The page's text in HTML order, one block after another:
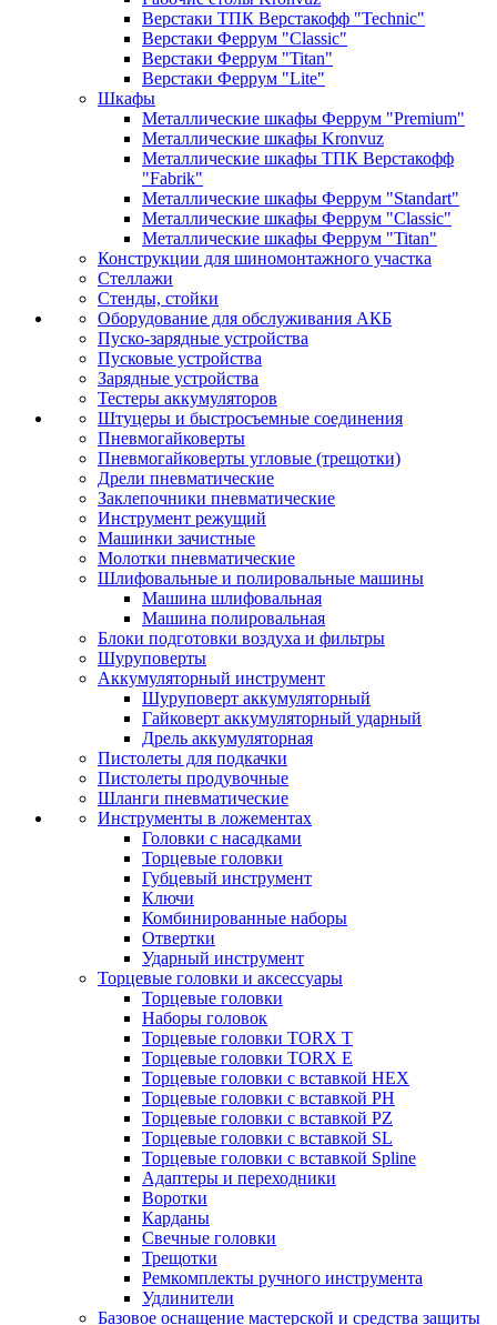
Верстаки ТПК Верстакофф "Technic"
Верстаки Феррум "Classic"
Верстаки Феррум "Titan"
Верстаки Феррум "Lite"
Шкафы
Металлические шкафы Феррум "Premium"
Металлические шкафы Kronvuz
Металлические шкафы ТПК Верстакофф
"Fabrik"
Металлические шкафы Феррум "Standart"
Металлические шкафы Феррум "Classic"
Металлические шкафы Феррум "Titan"
Конструкции для шиномонтажного участка
Стеллажи
Стенды, стойки
Оборудование для обслуживания АКБ
Пуско-зарядные устройства
Пусковые устройства
Зарядные устройства
Тестеры аккумуляторов
Штуцеры и быстросъемные соединения
Пневмогайковерты
Пневмогайковерты угловые (трещотки)
Дрели пневматические
Заклепочники пневматические
Инструмент режущий
Машинки зачистные
Молотки пневматические
Шлифовальные и полировальные машины
Машина шлифовальная
Машина полировальная
Блоки подготовки воздуха и фильтры
Шуруповерты
Аккумуляторный инструмент
Шуруповерт аккумуляторный
Гайковерт аккумуляторный ударный
Дрель аккумуляторная
Пистолеты для подкачки
Пистолеты продувочные
Шланги пневматические
Инструменты в ложементах
Головки с насадками
Торцевые головки
Губцевый инструмент
Ключи
Комбинированные наборы
Отвертки
Ударный инструмент
Торцевые головки и аксессуары
Торцевые головки
Наборы головок
Торцевые головки TORX T
Торцевые головки TORX Е
Торцевые головки с вставкой HEX
Торцевые головки с вставкой PH
Торцевые головки с вставкой PZ
Торцевые головки с вставкой SL
Торцевые головки с вставкой Spline
Адаптеры и переходники
Воротки
Карданы
Свечные головки
Трещотки
Ремкомплекты ручного инструмента
Удлинители
Базовое оснащение мастерской и средства защиты